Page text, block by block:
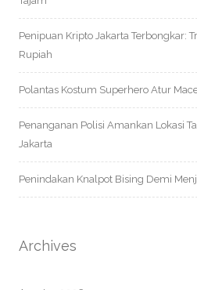
Penipuan Kripto Jakarta Terbongkar:
Rupiah
Polantas Kostum Superhero Atur
Penanganan Polisi Amankan Lokasi
Jakarta
Penindakan Knalpot Bising Demi
Archives